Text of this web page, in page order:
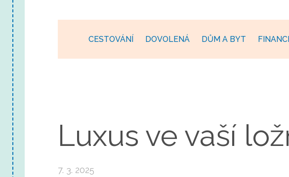
CESTOVÁNÍ DOVOLENÁ DŮM A BYT
Luxus ve vaší
7. 3. 2025